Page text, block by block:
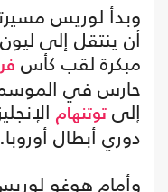
وبدأ لوريس
أن ينتقل إلى
مبكرة لقب كأس
إلى توتنهام
دوري أبطال أوروبا.